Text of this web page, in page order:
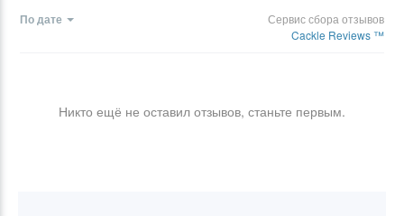
По дате
Сервис сбора отзывов
Cackle Reviews ™
Никто ещё не оставил отзывов, станьте первым.